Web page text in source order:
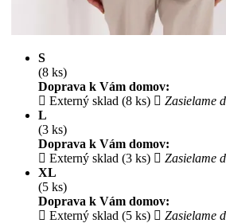
S
(8 ks)
Doprava k Vám domov:
Externý sklad (8 ks)
Zasielame
L
(3 ks)
Doprava k Vám domov:
Externý sklad (3 ks)
Zasielame
XL
(5 ks)
Doprava k Vám domov:
Externý sklad (5 ks)
Zasielame